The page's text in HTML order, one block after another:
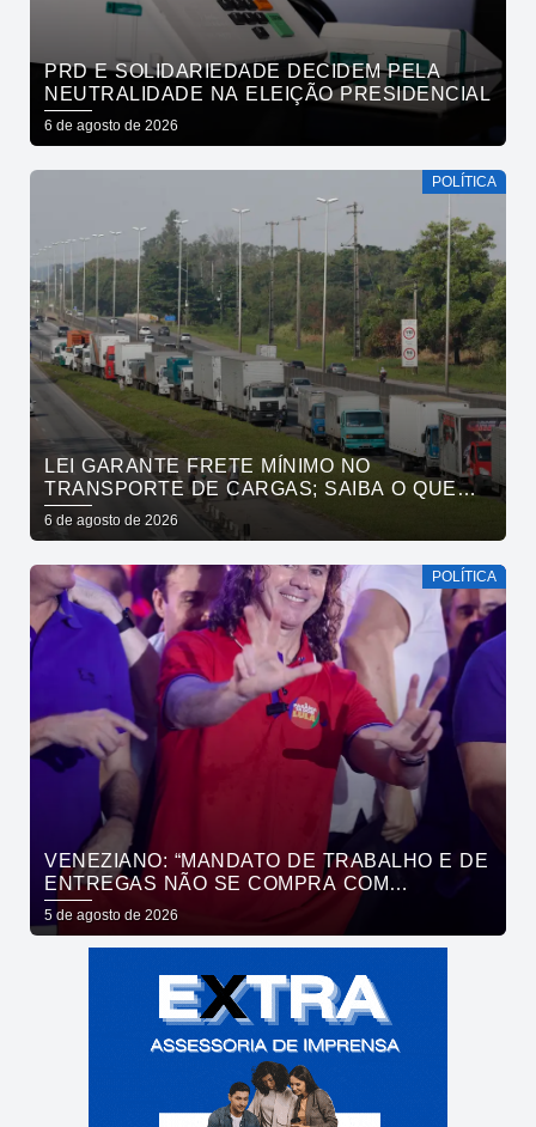
PRD E SOLIDARIEDADE DECIDEM PELA
NEUTRALIDADE NA ELEIÇÃO PRESIDENCIAL
6 de agosto de 2026
POLÍTICA
LEI GARANTE FRETE MÍNIMO NO
TRANSPORTE DE CARGAS; SAIBA O QUE
MUDA
6 de agosto de 2026
POLÍTICA
VENEZIANO: “MANDATO DE TRABALHO E DE
ENTREGAS NÃO SE COMPRA COM
DINHEIRO, SE CONQUISTA COM TRABALHO”
5 de agosto de 2026